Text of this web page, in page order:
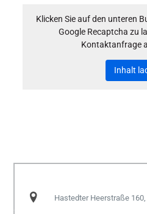
Klicken Sie auf den unteren
Google Recaptcha zu
Kontaktanfrage
Inhalt
Hastedter Heerstraße